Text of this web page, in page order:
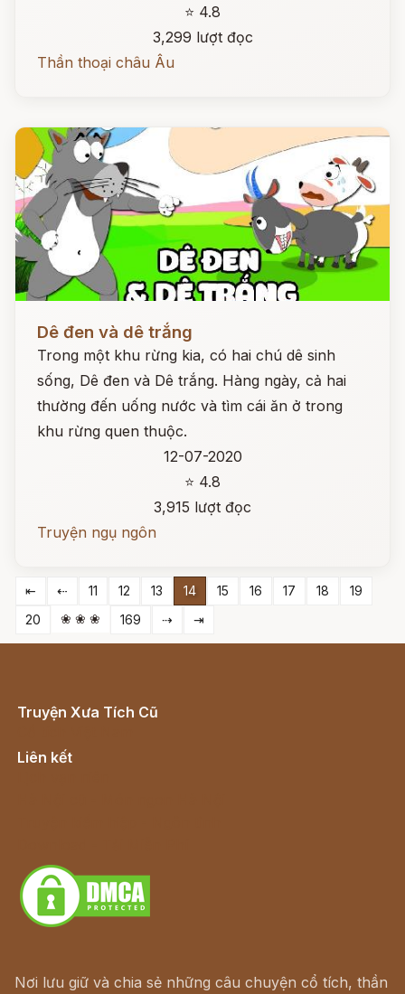
⭐ 4.8
3,299 lượt đọc
Thần thoại châu Âu
Dê đen và dê trắng
Trong một khu rừng kia, có hai chú dê sinh
sống, Dê đen và Dê trắng. Hàng ngày, cả hai
thường đến uống nước và tìm cái ăn ở trong
khu rừng quen thuộc.
12-07-2020
⭐ 4.8
3,915 lượt đọc
Truyện ngụ ngôn
⇤ ⇠ 11 12 13 14 15 16 17 18
19
20
❀ ❀ ❀ 169 ⇢ ⇥
Truyện Xưa Tích Cũ
Liên kết
Nơi lưu giữ và chia sẻ những câu chuyện cổ tích, thần